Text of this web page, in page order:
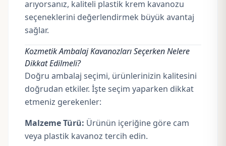
arıyorsanız, kaliteli plastik krem kavanozu
seçeneklerini değerlendirmek büyük avantaj
sağlar.
Kozmetik Ambalaj Kavanozları Seçerken Nelere
Dikkat Edilmeli?
Doğru ambalaj seçimi, ürünlerinizin kalitesini
doğrudan etkiler. İşte seçim yaparken dikkat
etmeniz gerekenler:
Malzeme Türü: Ürünün içeriğine göre cam
veya plastik kavanoz tercih edin.